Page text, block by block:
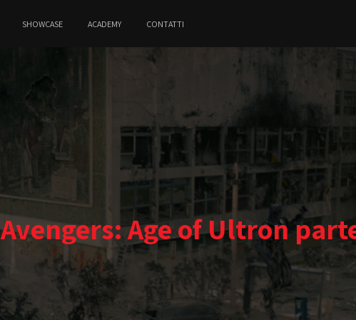
SHOWCASE ACADEMY CONTATTI
Avengers: Age of Ultron